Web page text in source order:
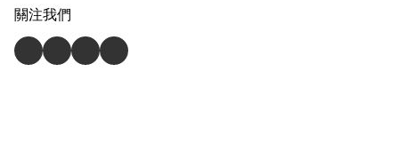
關注我們